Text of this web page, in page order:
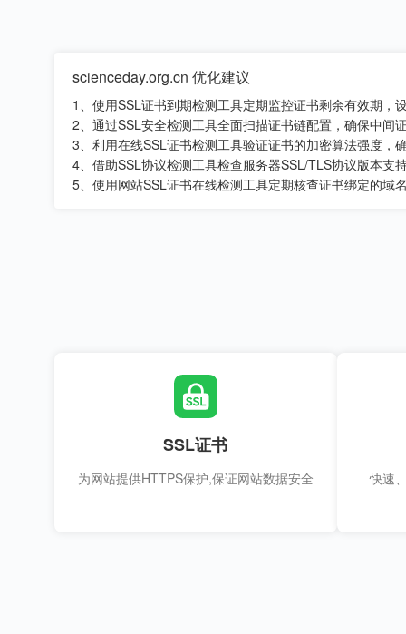
scienceday.org.cn 优化建议
1、使用SSL证书到期检测工具定期监控证书剩余有效期
2、通过SSL安全检测工具全面扫描证书链配置，确保中间
3、利用在线SSL证书检测工具验证证书的加密算法强度，
4、借助SSL协议检测工具检查服务器SSL/TLS协议版本支
5、使用网站SSL证书在线检测工具定期核查证书绑定的
SSL证书
为网站提供HTTPS保护,保证网站数据安全 快速